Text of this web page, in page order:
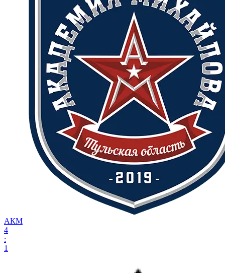
АКМ
4
:
1